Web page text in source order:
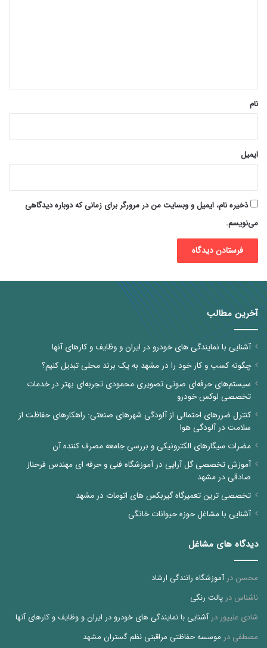
نام
ایمیل
ذخیره نام، ایمیل و وبسایت من در مرورگر برای زمانی که دوباره دیدگاهی
می‌نویسم.
آخرین مطالب
آشنایی با نمایندگی های خودرو در ایران و وظایف و کارهای آنها
چگونه کسب و کار خود را در مشهد به یک برند محلی تبدیل کنیم؟
سیستم‌های حرفه‌ای صوتی تصویری محمودی تجربه‌ای بهتر در خدمات
تخصصی لوکس خودرو
کنترل ضررهای احتمالی از آلودگی شهرهای صنعتی: راهکارهای حفاظت از
سلامت در آلودگی هوا
مضرات سیگارهای الکترونیکی و بررسی جامعه مصرف کننده آن
آموزش تخصصی گل آرایی در آموزشگاه فنی و حرفه ای مهندس فرحناز
صادقی در مشهد
تخصصی ترین تعمیرگاه گیربکس های اتومات در مشهد
آشنایی با مشاغل حوزه حیوانات خانگی
دیدگاه های مشاغل
محسن درآموزشگاه رانندگی ارشاد
ناشناس درپالت رنگی
شادی علیپوردرآشنایی با نمایندگی های خودرو در ایران و وظایف و کارهای آنها
مصطفی در موسسه حفاظتی مراقبتی نظم گستران مشهد